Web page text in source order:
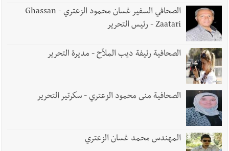
الصحافي السفير غسان محمود الزعتري - Ghassan
Zaatari - رئيس التحرير
الصحافية رئيفة ديب الملاّح - مديرة التحرير
الصحافية منى محمود الزعتري - سكرتير التحرير
المهندس محمد غسان الزعتري